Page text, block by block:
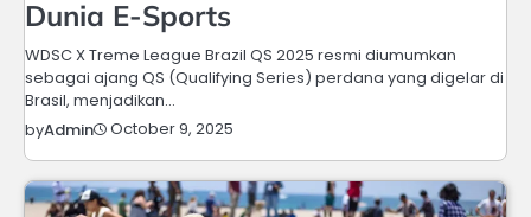
Dunia E-Sports
WDSC X Treme League Brazil QS 2025 resmi diumumkan
sebagai ajang QS (Qualifying Series) perdana yang digelar di
Brasil, menjadikan…
byAdmin October 9, 2025